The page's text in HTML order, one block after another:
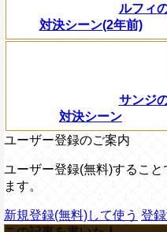
ルフィ
対決シーン(2年前)
サンジ
対決シーン
ユーザー登録のご案内
ユーザー登録(無料)するこ
ます。
新規登録(無料)して使う 登